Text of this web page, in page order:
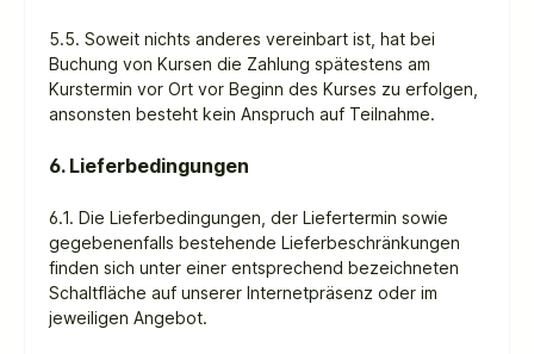
5.5. Soweit nichts anderes vereinbart ist, hat bei
Buchung von Kursen die Zahlung spätestens am
Kurstermin vor Ort vor Beginn des Kurses zu erfolgen,
ansonsten besteht kein Anspruch auf Teilnahme.
6. Lieferbedingungen
6.1. Die Lieferbedingungen, der Liefertermin sowie
gegebenenfalls bestehende Lieferbeschränkungen
finden sich unter einer entsprechend bezeichneten
Schaltfläche auf unserer Internetpräsenz oder im
jeweiligen Angebot.